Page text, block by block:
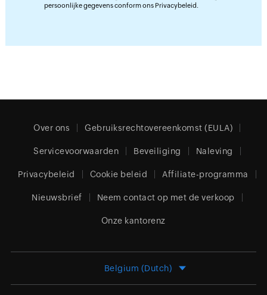
persoonlijke gegevens conform ons Privacybeleid
Over ons Gebruiksrechtovereenkomst (EULA)
Servicevoorwaarden Beveiliging Naleving
Privacybeleid Cookie beleid Affiliate-programma
Nieuwsbrief Neem contact op met de verkoop
Onze kantorenz
Belgium (Dutch)